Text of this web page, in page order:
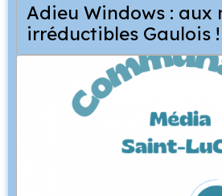
Adieu Windows : aux
irréductibles Gaulois !